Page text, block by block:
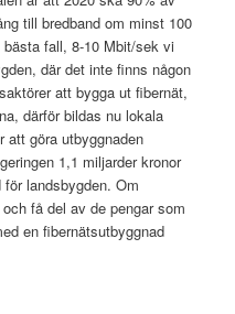
till bredband om minst 100
fall, 8-10 Mbit/sek vi
där det inte finns någon
att bygga ut fibernät,
därför bildas nu lokala
att göra utbyggnaden
1,1 miljarder kronor
för landsbygden. Om
få del av de pengar som
en fibernätsutbyggnad